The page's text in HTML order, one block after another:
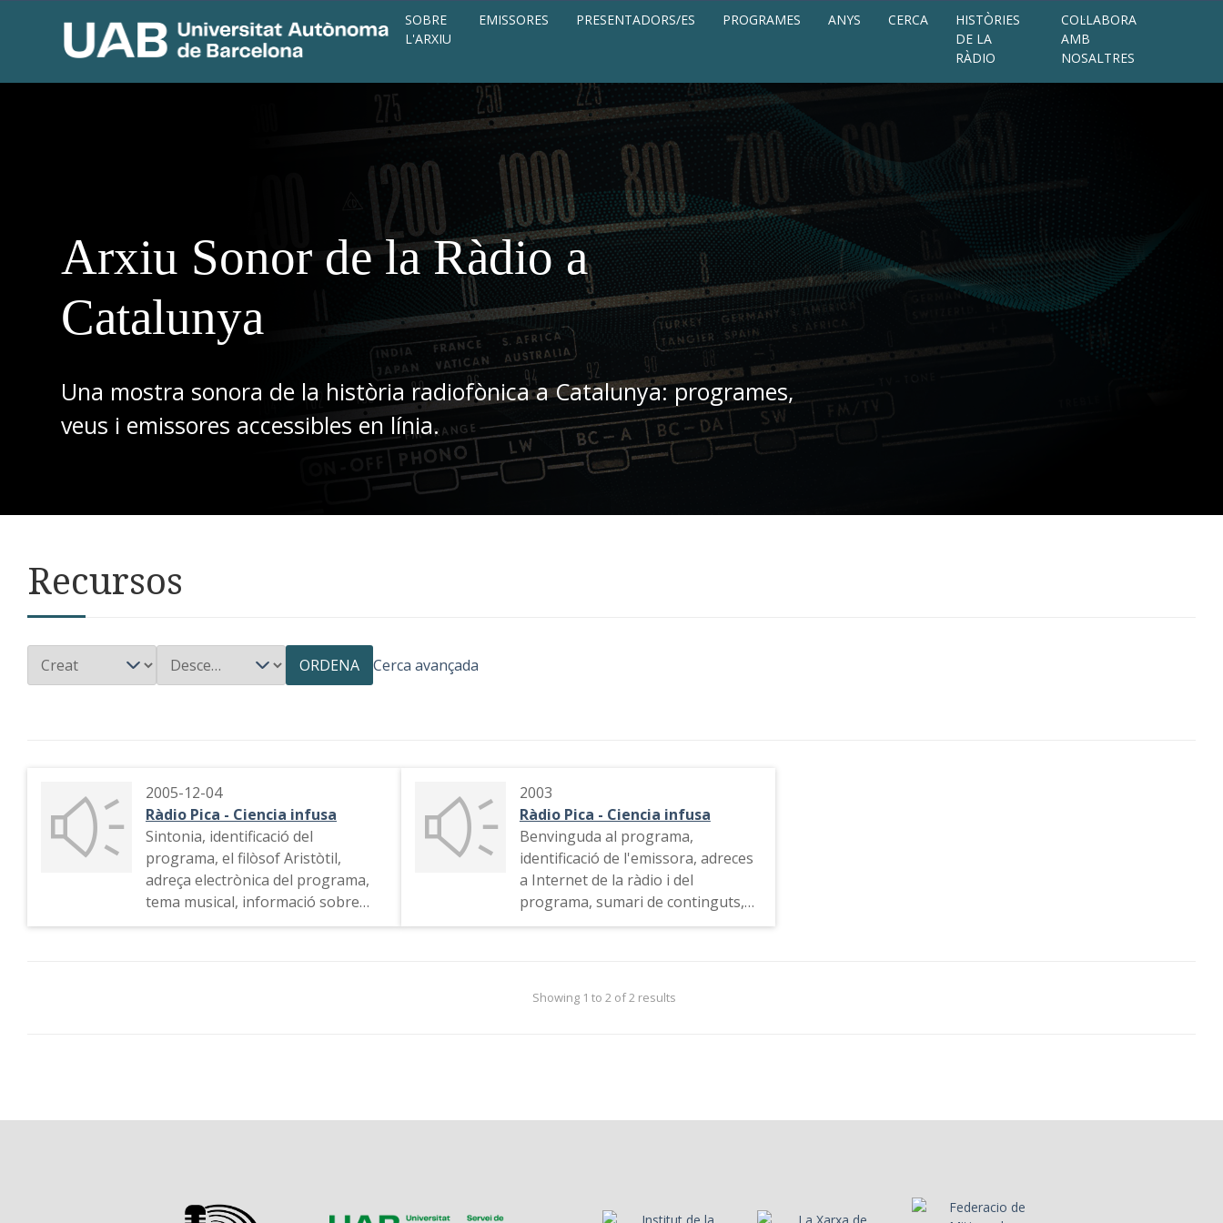
SOBRE
L'ARXIU
EMISSORES PRESENTADORS/ES PROGRAMES ANYS CERCA
HISTÒRIES
DE LA
RÀDIO
COL·LABORA
AMB
NOSALTRES
Arxiu Sonor de la Ràdio a
Catalunya
Una mostra sonora de la història radiofònica a Catalunya: programes,
veus i emissores accessibles en línia.
Recursos
ORDENA Cerca avançada
2005-12-04
Ràdio Pica - Ciencia infusa
Sintonia, identificació del
programa, el filòsof Aristòtil,
adreça electrònica del programa,
tema musical, informació sobre
una publicació punk i la xerrada
2003
Ràdio Pica - Ciencia infusa
Benvinguda al programa,
identificació de l'emissora, adreces
a Internet de la ràdio i del
programa, sumari de continguts,
tema musical, el dissenyador de
Showing 1 to 2 of 2 results